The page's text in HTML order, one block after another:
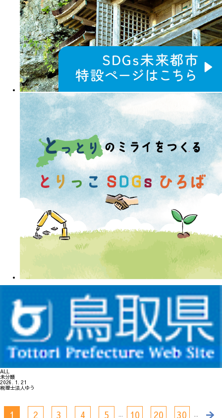
ALL
未分類
2026. 1. 21
税理士法人ゆう
1 2 3 4 5 ... 10 20 30 ...